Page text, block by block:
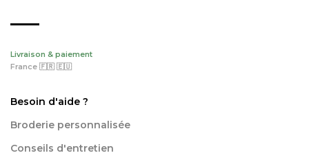
Livraison & paiement
France 🇫🇷 🇪🇺
Besoin d'aide ?
Broderie personnalisée
Conseils d'entretien